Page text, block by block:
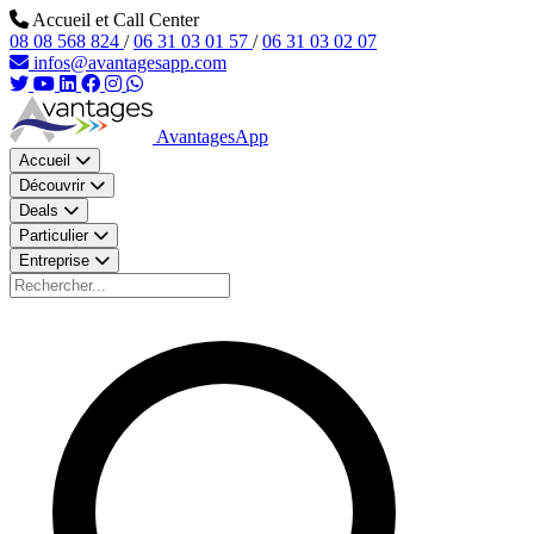
Aller au contenu principal
Accueil et Call Center
08 08 568 824 / 06 31 03 01 57 / 06 31 03 02 07
infos@avantagesapp.com
AvantagesApp
Accueil
Découvrir
Deals
Particulier
Entreprise